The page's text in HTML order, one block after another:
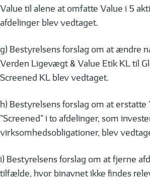
Value til alene at omfatte Value i 5
afdelinger blev vedtaget.
g) Bestyrelsens forslag om at ændre
Verden Ligevægt & Value Etik KL til
Screened KL blev vedtaget.
h) Bestyrelsens forslag om at erstatte
”Screened” i to afdelinger, som
virksomhedsobligationer, blev
i) Bestyrelsens forslag om at fjerne
tilfælde, hvor binavnet ikke findes